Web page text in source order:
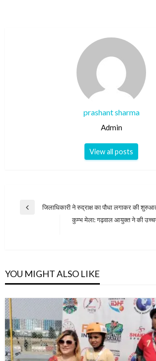
prashant sharma
Admin
View all posts
Post
Previous
जिलाधिकारी ने रुद्राक्ष का पौधा लगाकर की
कुम्भ मेला: गढ़वाल आयुक्त ने की
YOU MIGHT ALSO LIKE